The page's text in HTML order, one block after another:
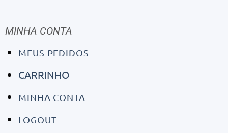
MINHA CONTA
MEUS PEDIDOS
CARRINHO
MINHA CONTA
LOGOUT